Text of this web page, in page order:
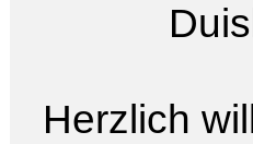
Herzlich